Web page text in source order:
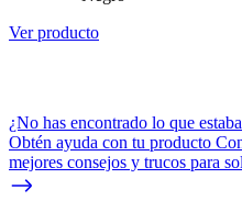
Ver producto
¿No has encontrado lo que
Obtén ayuda con tu producto
mejores consejos y trucos para